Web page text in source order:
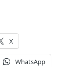
X
WhatsApp